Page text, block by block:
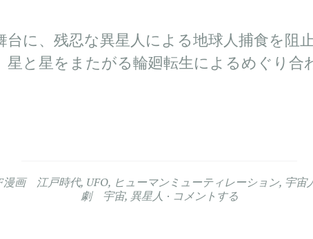
台に、残忍な異星人による地球人捕食を阻
星と星をまたがる輪廻転生によるめぐり合
漫画 江戸時代, UFO, ヒューマンミューティレーション, 宇
劇 宇宙, 異星人 コメントする